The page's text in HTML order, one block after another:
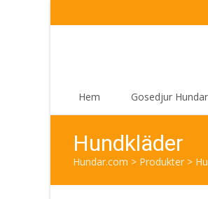
Hem Gosedjur Hundar
Hundkläder
Hundar.com > Produkter >